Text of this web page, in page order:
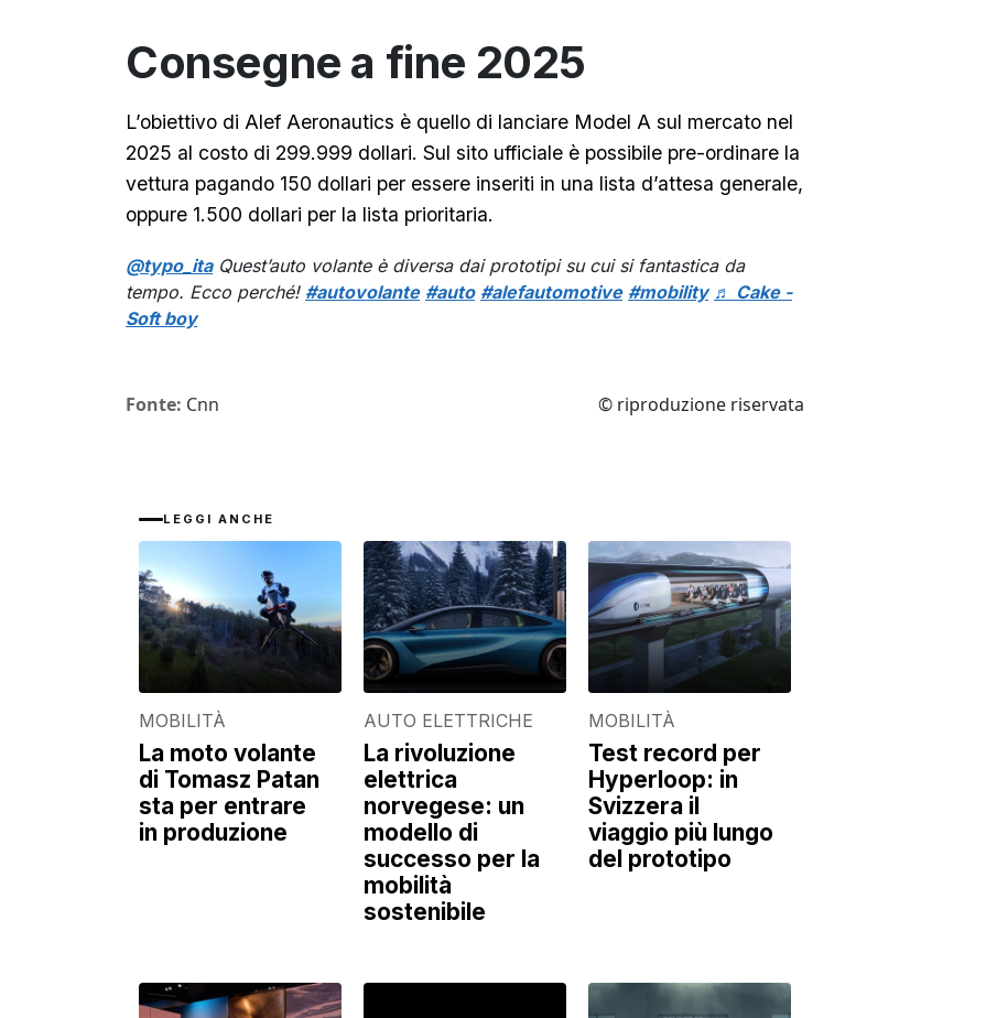
Consegne a fine 2025
L’obiettivo di Alef Aeronautics è quello di lanciare Model A sul mercato nel
2025 al costo di 299.999 dollari. Sul sito ufficiale è possibile pre-ordinare la
vettura pagando 150 dollari per essere inseriti in una lista d’attesa generale,
oppure 1.500 dollari per la lista prioritaria.
@typo_itaQuest’auto volante è diversa dai prototipi su cui si fantastica da
tempo. Ecco perché! #autovolante #auto #alefautomotive #mobility ♬ Cake -
Soft boy
Fonte: Cnn © riproduzione riservata
LEGGI ANCHE
MOBILITÀ
La moto volante
di Tomasz Patan
sta per entrare
in produzione
AUTO ELETTRICHE
La rivoluzione
elettrica
norvegese: un
modello di
successo per la
mobilità
sostenibile
MOBILITÀ
Test record per
Hyperloop: in
Svizzera il
viaggio più lungo
del prototipo